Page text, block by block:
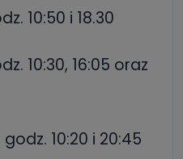
10:50 i 18.30
10:30, 16:05 oraz
10:20 i 20:45